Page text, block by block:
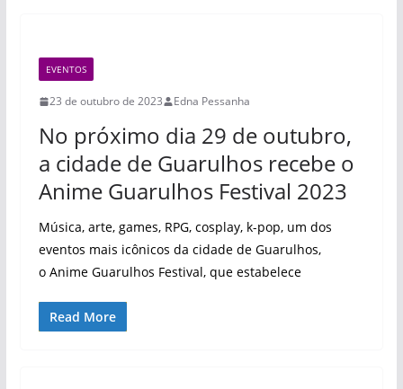
EVENTOS
23 de outubro de 2023 Edna Pessanha
No próximo dia 29 de outubro,
a cidade de Guarulhos recebe o
Anime Guarulhos Festival 2023
Música, arte, games, RPG, cosplay, k-pop, um dos
eventos mais icônicos da cidade de Guarulhos,
o Anime Guarulhos Festival, que estabelece
Read More